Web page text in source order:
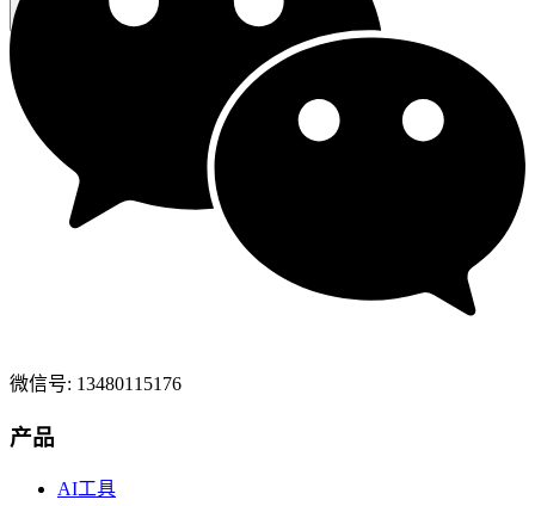
微信号: 13480115176
产品
AI工具